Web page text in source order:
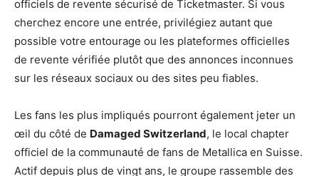
officiels de revente sécurisé de Ticketmaster. Si vous
cherchez encore une entrée, privilégiez autant que
possible votre entourage ou les plateformes officielles
de revente vérifiée plutôt que des annonces inconnues
sur les réseaux sociaux ou des sites peu fiables.
Les fans les plus impliqués pourront également jeter un
œil du côté de Damaged Switzerland, le local chapter
officiel de la communauté de fans de Metallica en Suisse.
Actif depuis plus de vingt ans, le groupe rassemble des